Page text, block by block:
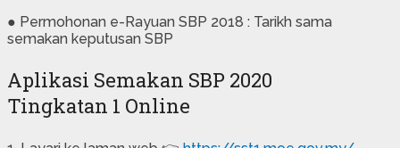
● Permohonan e-Rayuan SBP 2018 : Tarikh sama
semakan keputusan SBP
Aplikasi Semakan SBP 2020
Tingkatan 1 Online